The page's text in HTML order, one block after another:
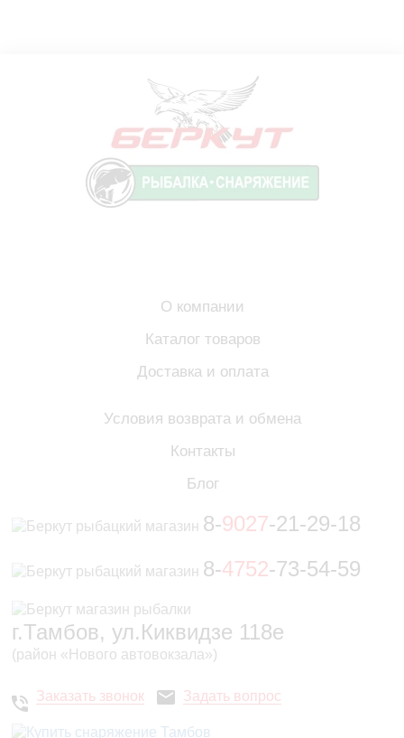
О компании
Каталог товаров
Доставка и оплата
Условия возврата и обмена
Контакты
Блог
8-9027-21-29-18
8-4752-73-54-59
г.Тамбов, ул.Киквидзе 118е
(район «Нового автовокзала»)
Заказать звонок Задать вопрос